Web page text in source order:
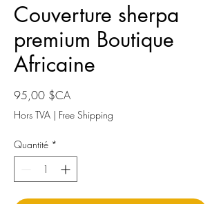
Couverture sherpa
premium Boutique
Africaine
95,00 $CAPrix
Hors TVA | Free Shipping
Quantité *